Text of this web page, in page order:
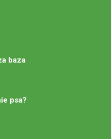
baza
psa?